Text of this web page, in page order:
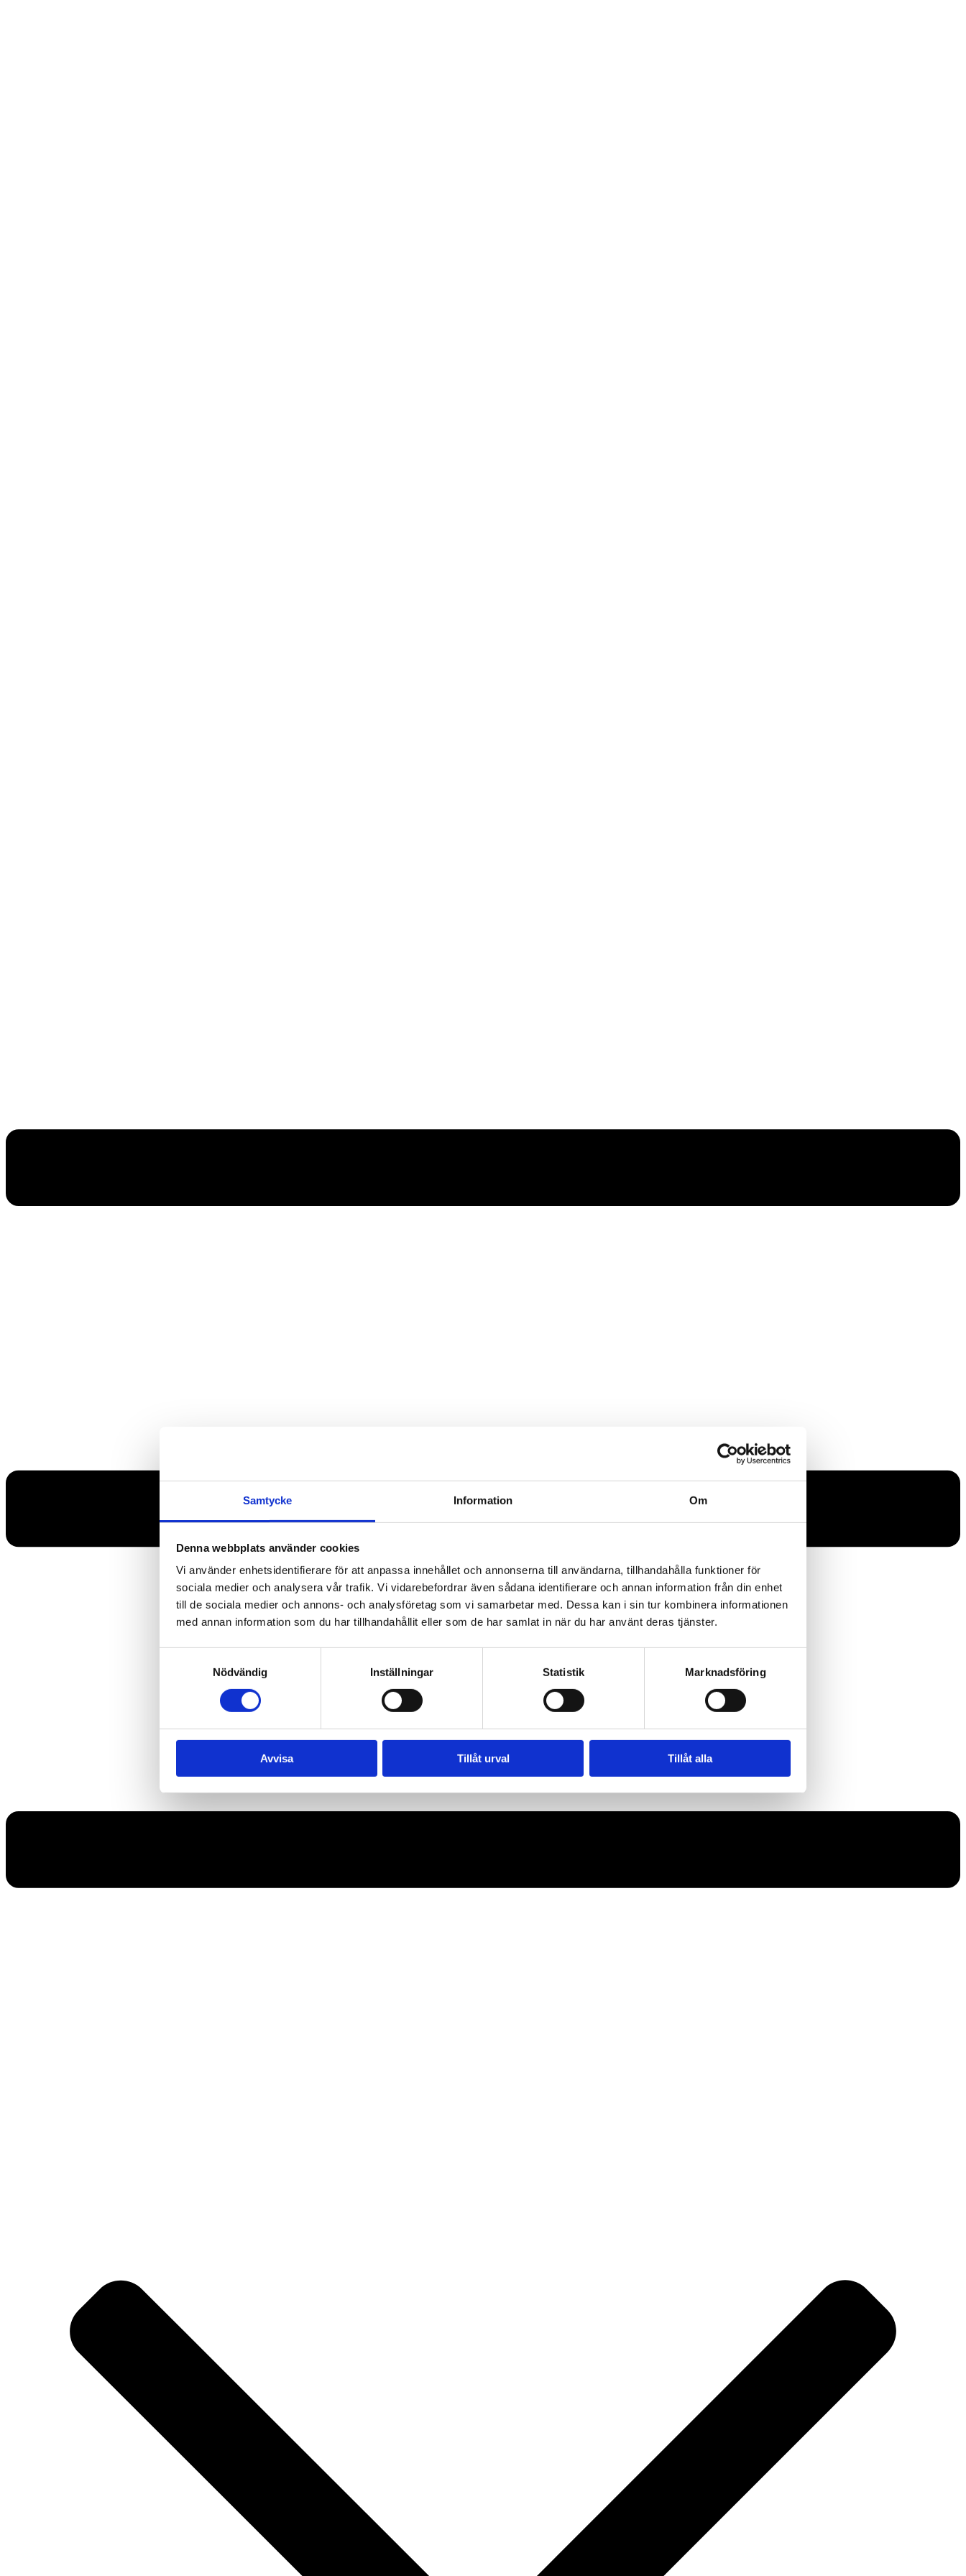
Samtycke Information Om
Denna webbplats använder cookies
Vi använder enhetsidentifierare för att anpassa innehållet och annonserna till användarna, tillhandahålla funktioner för
sociala medier och analysera vår trafik. Vi vidarebefordrar även sådana identifierare och annan information från din enhet
till de sociala medier och annons- och analysföretag som vi samarbetar med. Dessa kan i sin tur kombinera informationen
med annan information som du har tillhandahållit eller som de har samlat in när du har använt deras tjänster.
Nödvändig
Inställningar Statistik Marknadsföring
Avvisa Tillåt urval Tillåt alla